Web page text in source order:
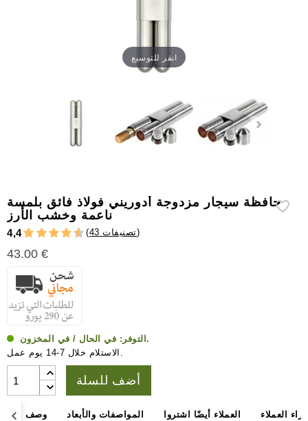
انقر للتوسيع
حافظة سيجار مزدوجة أدوريني فولاذ فائق بلمسة
ناعمة وخشب الأرز
4,4 ( 43 تصنيفات)
43.00 €
التوفر: في الحال / في المخزون.
الاستلام خلال 7-14 يوم عمل.
أضف للسلة
وصف المواصفات والأبعاد العملاء أيضًا اشتروا آراء العملاء